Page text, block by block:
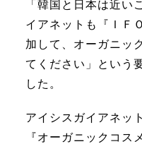
「韓国と日本は近い
イアネットも『ＩＦ
加して、オーガニッ
てください」という
した。
アイシスガイアネッ
『オーガニックコス